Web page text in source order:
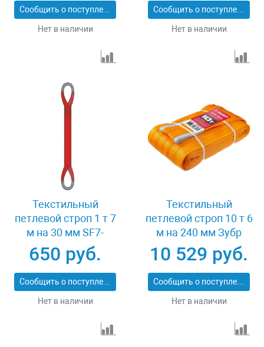
Сообщить о поступлении
Нет в наличии
Сообщить о поступлении
Нет в наличии
Текстильный
петлевой строп 1 т 7
м на 30 мм SF7-
СТП-1-7
650 руб.
Сообщить о поступлении
Нет в наличии
Текстильный
петлевой строп 10 т 6
м на 240 мм Зубр
43559-10-6
10 529 руб.
Сообщить о поступлении
Нет в наличии